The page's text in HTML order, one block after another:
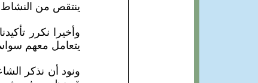
ينتقص من النشاط
وأخيرا نكرر
يتعامل معهم
ونود أن نذكر